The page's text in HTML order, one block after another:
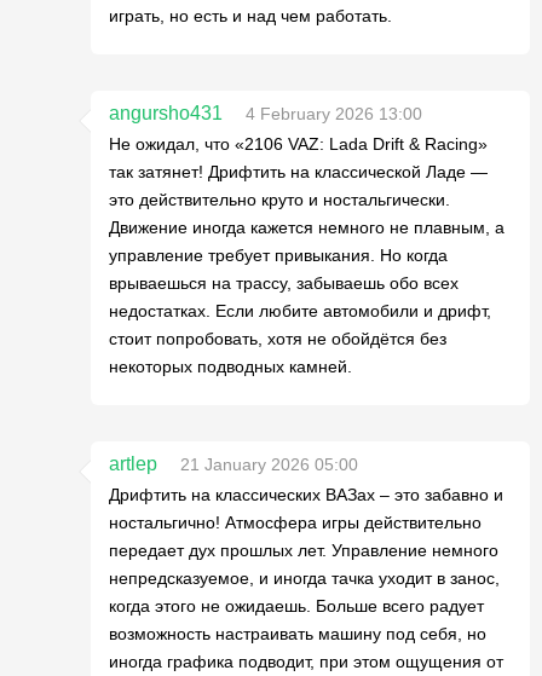
играть, но есть и над чем работать.
angursho431
4 February 2026 13:00
Не ожидал, что «2106 VAZ: Lada Drift & Racing»
так затянет! Дрифтить на классической Ладе —
это действительно круто и ностальгически.
Движение иногда кажется немного не плавным, а
управление требует привыкания. Но когда
врываешься на трассу, забываешь обо всех
недостатках. Если любите автомобили и дрифт,
стоит попробовать, хотя не обойдётся без
некоторых подводных камней.
artlep
21 January 2026 05:00
Дрифтить на классических ВАЗах – это забавно и
ностальгично! Атмосфера игры действительно
передает дух прошлых лет. Управление немного
непредсказуемое, и иногда тачка уходит в занос,
когда этого не ожидаешь. Больше всего радует
возможность настраивать машину под себя, но
иногда графика подводит, при этом ощущения от